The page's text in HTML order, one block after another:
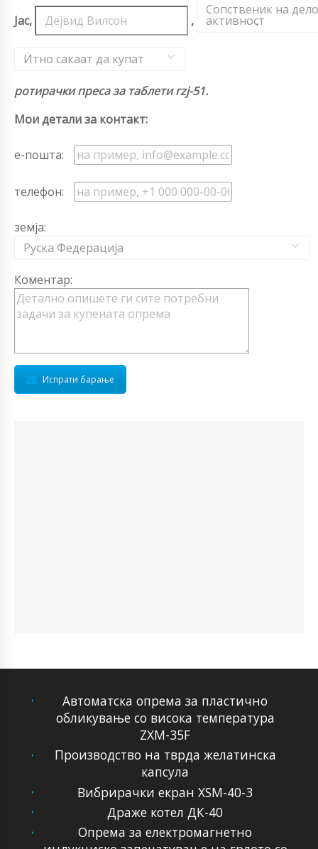
Јас, ,
Сопственик на
активност
,
Итно сакаат да купат
ротирачки преса за таблети rzj-51.
Мои детали за контакт:
е-пошта:
телефон:
земја:
Руска Федерација
Коментар:
Испрати барање
Автоматска опрема за пластично
обликување со висока температура
ZXM-35F
Производство на тврда желатинска
капсула
Вибрирачки екран XSM-40-3
Драже котел ДК-40
Опрема за електромагнетно